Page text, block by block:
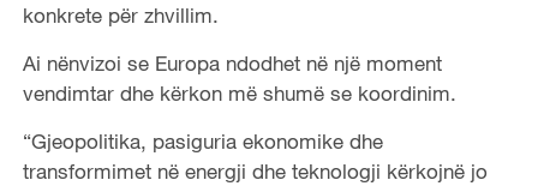
konkrete për zhvillim.
Ai nënvizoi se Europa ndodhet në një moment
vendimtar dhe kërkon më shumë se koordinim.
“Gjeopolitika, pasiguria ekonomike dhe
transformimet në energji dhe teknologji kërkojnë jo